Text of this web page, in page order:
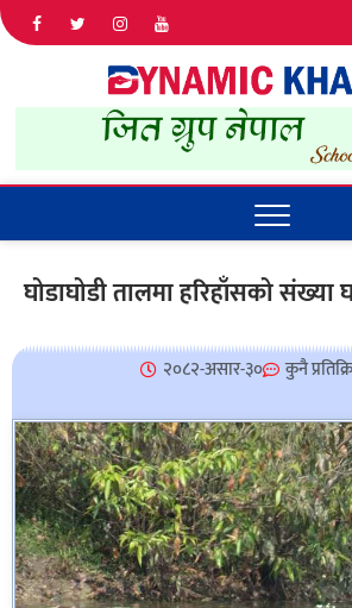
घोडाघोडी तालमा हरिहाँसको संख्या
२०८२-असार-३० कुनै